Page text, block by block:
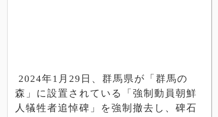
2024年1 月 29 日、群馬県が「群馬の
森」に設置されている「強制動員朝鮮
人犠牲者追悼碑」を強制撤去し、碑石